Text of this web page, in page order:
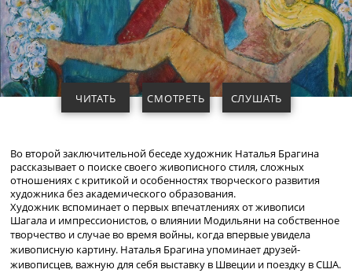
ЧИТАТЬ СМОТРЕТЬ СЛУШАТЬ
Во второй заключительной беседе художник Наталья Брагина
рассказывает о поиске своего живописного стиля, сложных
отношениях с критикой и особенностях творческого развития
художника без академического образования.
Художник вспоминает о первых впечатлениях от живописи
Шагала и импрессионистов, о влиянии Модильяни на собственное
творчество и случае во время войны, когда впервые увидела
живописную картину. Наталья Брагина упоминает друзей-
живописцев, важную для себя выставку в Швеции и поездку в США.